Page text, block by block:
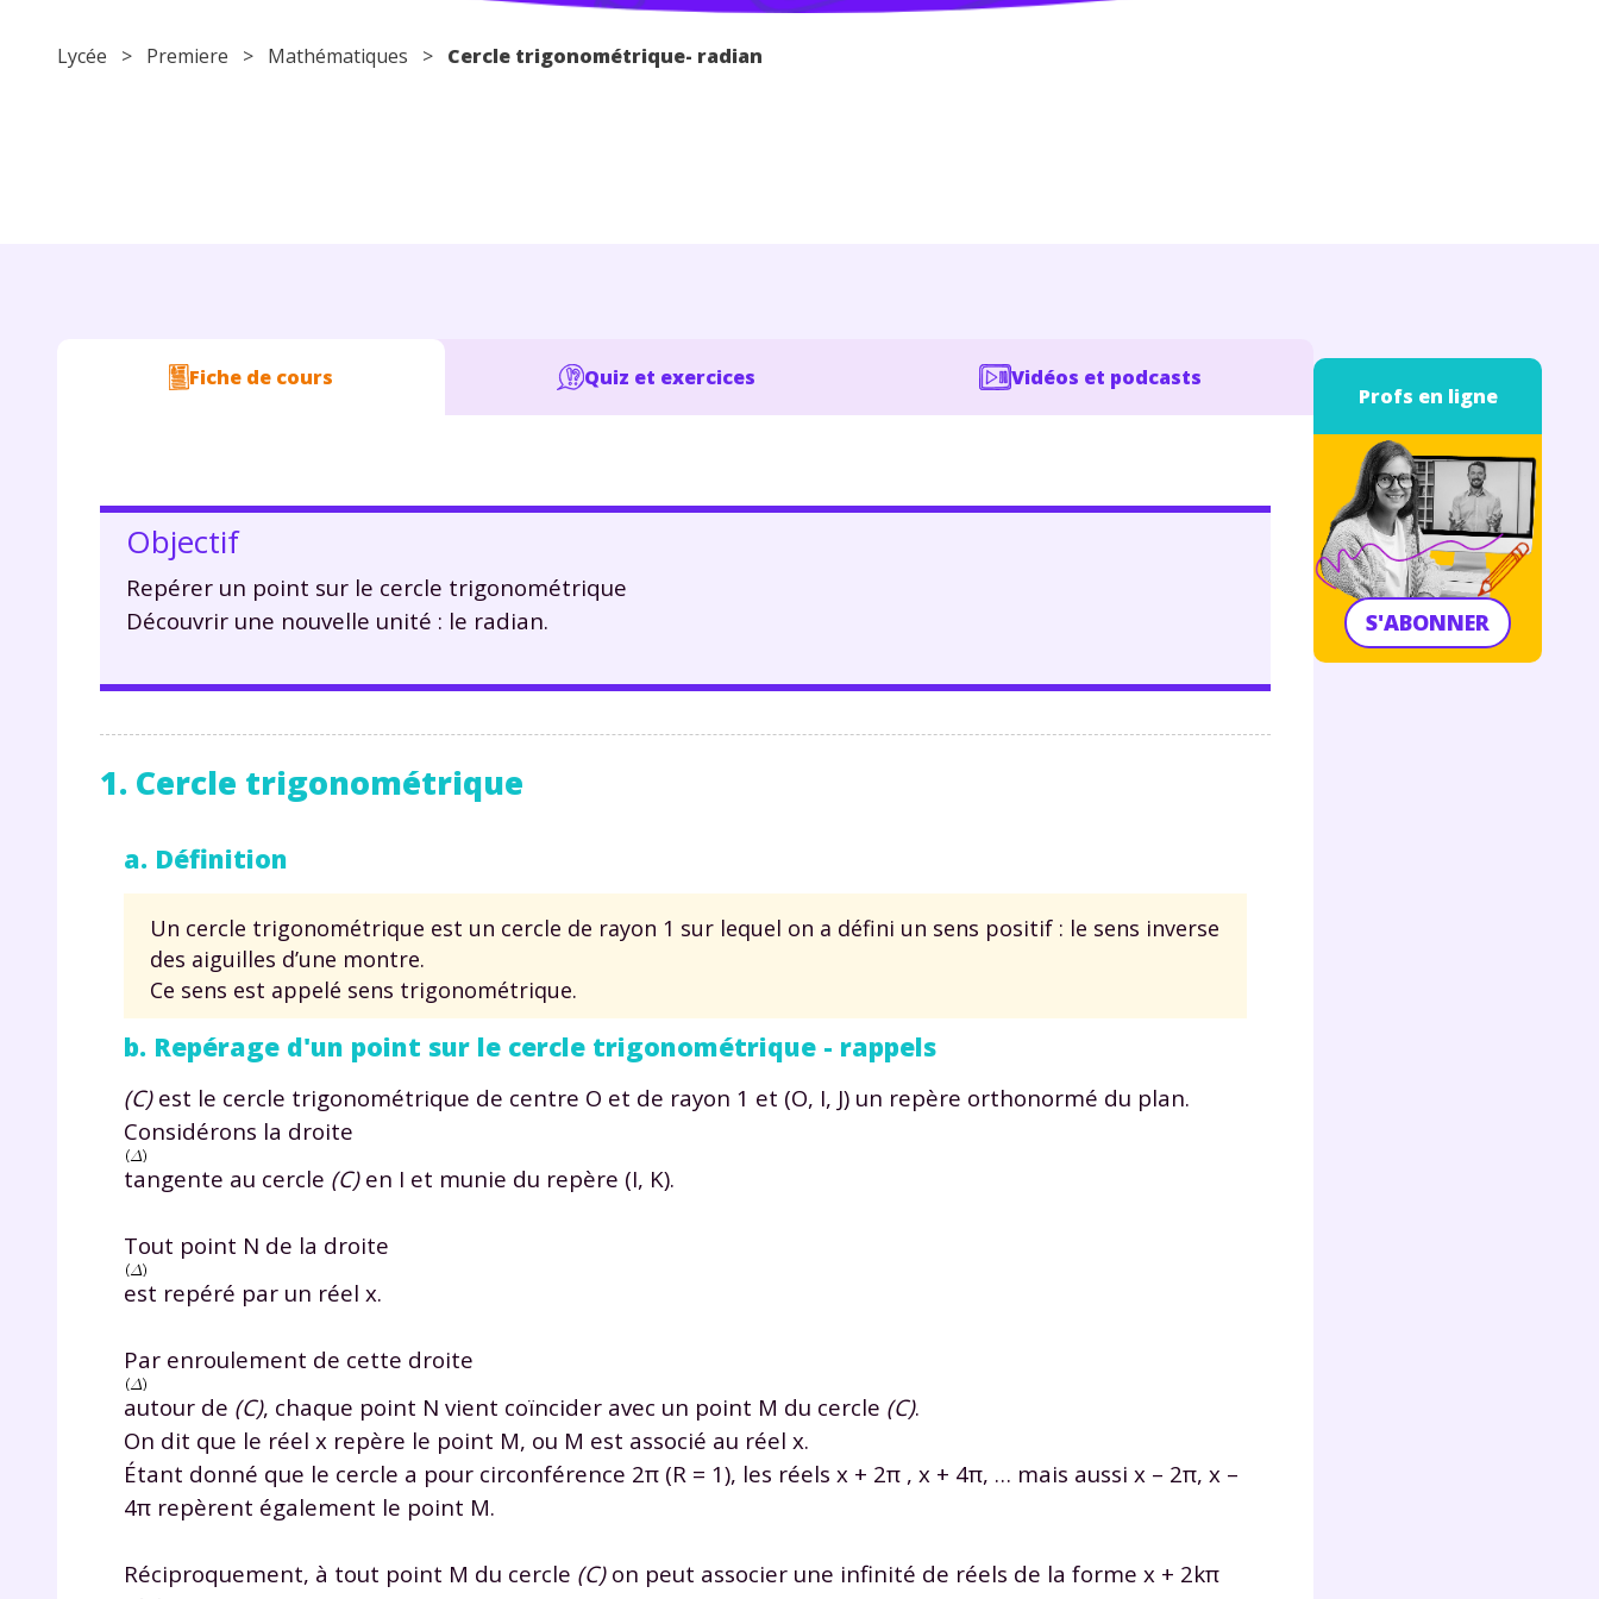
Lycée > Premiere > Mathématiques > Cercle trigonométrique- radian
Fiche de cours Quiz et exercices Vidéos et podcasts
Objectif
Repérer un point sur le cercle trigonométrique
Découvrir une nouvelle unité : le radian.
1. Cercle trigonométrique
a. Définition
Un cercle trigonométrique est un cercle de rayon 1 sur lequel on a défini un sens positif : le sens inverse
des aiguilles d’une montre.
Ce sens est appelé sens trigonométrique.
b. Repérage d'un point sur le cercle trigonométrique - rappels
(C)est le cercle trigonométrique de centre O et de rayon 1 et (O, I, J) un repère orthonormé du plan.
Considérons la droite
tangente au cercle (C)en I et munie du repère (I, K).
Tout point N de la droite
est repéré par un réel x.
Par enroulement de cette droite
autour de (C), chaque point N vient coïncider avec un point M du cercle (C).
On dit que le réel x repère le point M, ou M est associé au réel x.
Étant donné que le cercle a pour circonférence 2π (R = 1), les réels x + 2π , x + 4π, … mais aussi x – 2π, x –
4π repèrent également le point M.
Réciproquement, à tout point M du cercle (C)on peut associer une infinité de réels de la forme x + 2kπ
Profs en ligne
S'ABONNER